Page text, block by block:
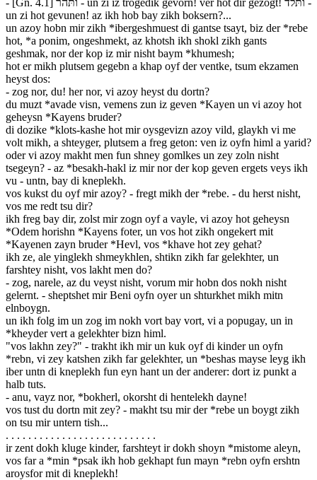
un zi hot gevunen! az ikh hob bay zikh boksern?...
un azoy hobn mir zikh *ibergeshmuest di gantse tsayt, biz der *rebe
hot, *a ponim, ongeshmekt, az khotsh ikh shokl zikh gants
geshmak, nor der kop iz mir nisht baym *khumesh;
hot er mikh plutsem gegebn a khap oyf der ventke, tsum ekzamen
heyst dos:
- zog nor, du! her nor, vi azoy heyst du dortn?
du muzt *avade visn, vemens zun iz geven *Kayen un vi azoy hot
geheysn *Kayens bruder?
di dozike *klots-kashe hot mir oysgevizn azoy vild, glaykh vi me
volt mikh, a shteyger, plutsem a freg geton: ven iz oyfn himl a yarid?
oder vi azoy makht men fun shney gomlkes un zey zoln nisht
tsegeyn? - az *besakh-hakl iz mir nor der kop geven ergets veys ikh
vu - untn, bay di kneplekh.
vos kukst du oyf mir azoy? - fregt mikh der *rebe. - du herst nisht,
vos me redt tsu dir?
ikh freg bay dir, zolst mir zogn oyf a vayle, vi azoy hot geheysn
*Odem horishn *Kayens foter, un vos hot zikh ongekert mit
*Kayenen zayn bruder *Hevl, vos *khave hot zey gehat?
ikh ze, ale yinglekh shmeykhlen, shtikn zikh far gelekhter, un
farshtey nisht, vos lakht men do?
- zog, narele, az du veyst nisht, vorum mir hobn dos nokh nisht
gelernt. - sheptshet mir Beni oyfn oyer un shturkhet mikh mitn
elnboygn.
un ikh folg im un zog im nokh vort bay vort, vi a popugay, un in
*kheyder vert a gelekhter bizn himl.
"vos lakhn zey?" - trakht ikh mir un kuk oyf di kinder un oyfn
*rebn, vi zey katshen zikh far gelekhter, un *beshas mayse leyg ikh
iber untn di kneplekh fun eyn hant un der anderer: dort iz punkt a
halb tuts.
- anu, vayz nor, *bokherl, okorsht di hentelekh dayne!
vos tust du dortn mit zey? - makht tsu mir der *rebe un boygt zikh
on tsu mir untern tish...
. . . . . . . . . . . . . . . . . . . . . . . . . . .
ir zent dokh kluge kinder, farshteyt ir dokh shoyn *mistome aleyn,
vos far a *min *psak ikh hob gekhapt fun mayn *rebn oyfn ershtn
aroysfor mit di kneplekh!